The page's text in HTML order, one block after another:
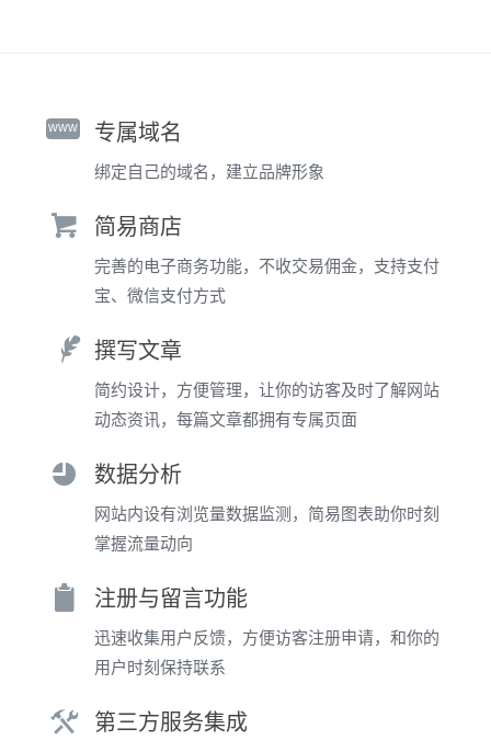
www 专属域名
绑定自己的域名，建立品牌形象
简易商店
完善的电子商务功能，不收交易佣金，支持支付
宝、微信支付方式
撰写文章
简约设计，方便管理，让你的访客及时了解网站
动态资讯，每篇文章都拥有专属页面
数据分析
网站内设有浏览量数据监测，简易图表助你时刻
掌握流量动向
注册与留言功能
迅速收集用户反馈，方便访客注册申请，和你的
用户时刻保持联系
第三方服务集成